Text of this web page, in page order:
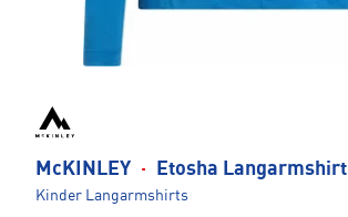
McKINLEY · Etosha Langarmshirt
Kinder Langarmshirts